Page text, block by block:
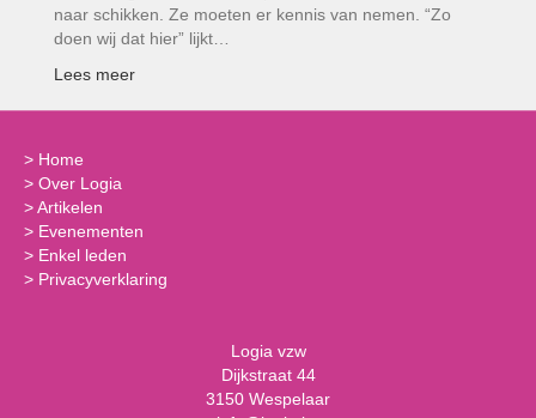
naar schikken. Ze moeten er kennis van nemen. “Zo
doen wij dat hier” lijkt…
Lees meer
> Home
> Over Logia
>Artikelen
> Evenementen
> Enkel leden
> Privacyverklaring
Logia vzw
Dijkstraat 44
3150 Wespelaar